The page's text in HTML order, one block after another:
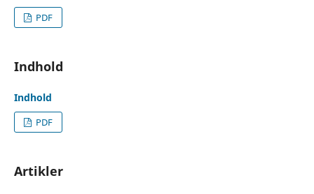
PDF
Indhold
Indhold
PDF
Artikler